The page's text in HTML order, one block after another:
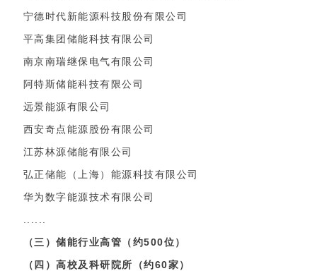
宁德时代新能源科技股份有限公司
平高集团储能科技有限公司
南京南瑞继保电气有限公司
阿特斯储能科技有限公司
远景能源有限公司
西安奇点能源股份有限公司
江苏林源储能有限公司
弘正储能（上海）能源科技有限公司
华为数字能源技术有限公司
（三）储能行业高管（约500位）
（四）高校及科研院所（约60家）